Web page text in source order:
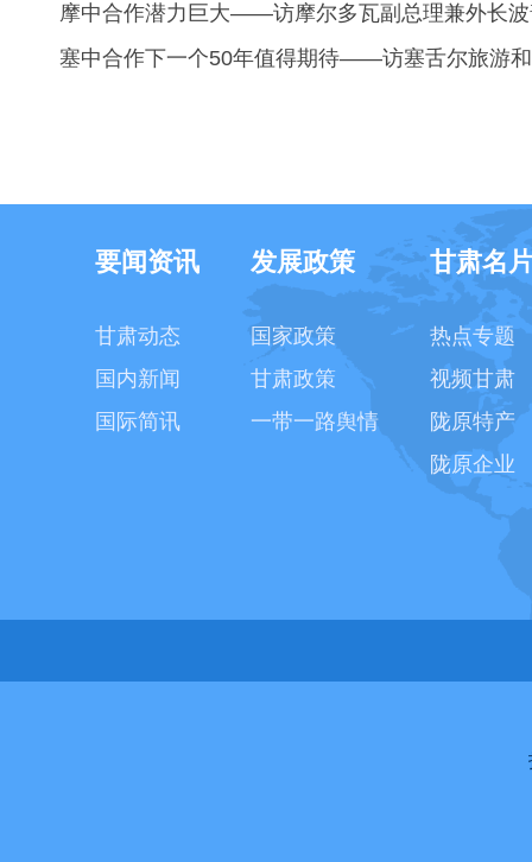
摩中合作潜力巨大——访摩尔多瓦副总理兼外长
塞中合作下一个50年值得期待——访塞舌尔旅游
要闻资讯
甘肃动态
国内新闻
国际简讯
发展政策
国家政策
甘肃政策
一带一路舆情
甘肃名
热点专题
视频甘肃
陇原特产
陇原企业